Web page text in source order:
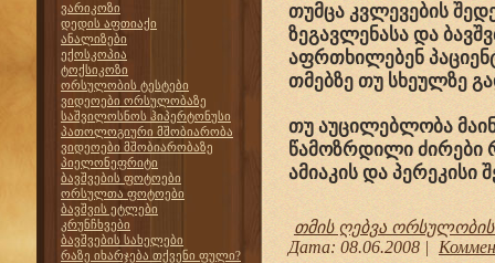
ვარიკოზი
დედის აფთიაქი
ანალიზები
ექოსკოპია
ტოქსიკოზი
ორსულობის ტესტები
ვიდეოები ორსულობაზე
საშვილოსნოს ჰიპერტონუსი
პათოლოგიური მშობიარობა
ვიდეოები მშობიარობაზე
პიელონეფრიტი
ბავშვების ფოტოები
ორსულთა ფოტოები
ბავშვის ეტლები
კრუნჩხვები
ბავშვების სახელები
რაზე იხარჯება თქვენი ფული?
თუმცა კვლევების
ზეგავლენასა და
აფრთხილებენ
თმებზე თუ სხეულზე
თუ აუცილებლობა
წამოზრდილი
ამიაკის და პერეკისი
თმის ღებვა
Дата: 08.06.2008 |